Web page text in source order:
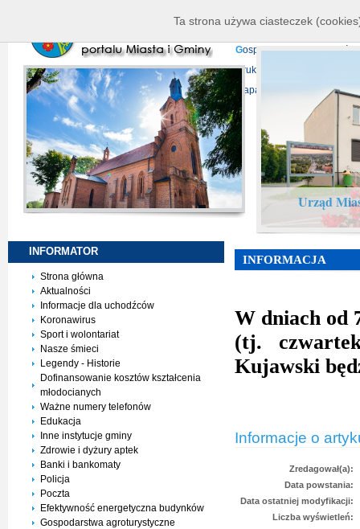
P
rojekty europejskie
Gospodarka
D ruki do pobrania
Mapa serwisu
Urząd
INFORMATOR
Strona główna
Aktualności
Informacje dla uchodźców
Koronawirus
Sport i wolontariat
Nasze śmieci
Legendy - Historie
Dofinansowanie kosztów kształcenia
młodocianych
Ważne numery telefonów
Edukacja
Inne instytucje gminy
Zdrowie i dyżury aptek
Banki i bankomaty
Policja
Poczta
Efektywność energetyczna budynków
Gospodarstwa agroturystyczne
INFORMACJA
W dniach od
(tj.
Kujawski
Informacje o
Zredagował(a):
Data powstania:
Data ostatniej modyfikacji:
Liczba wyświetleń:
Ta strona używa ciasteczek